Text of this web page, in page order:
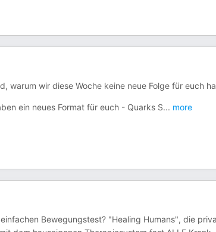
warum wir diese Woche keine neue Folge für euch
ein neues Format für euch - Quarks S... more
Bewegungstest? "Healing Humans", die